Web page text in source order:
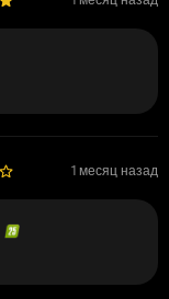
1 месяц назад